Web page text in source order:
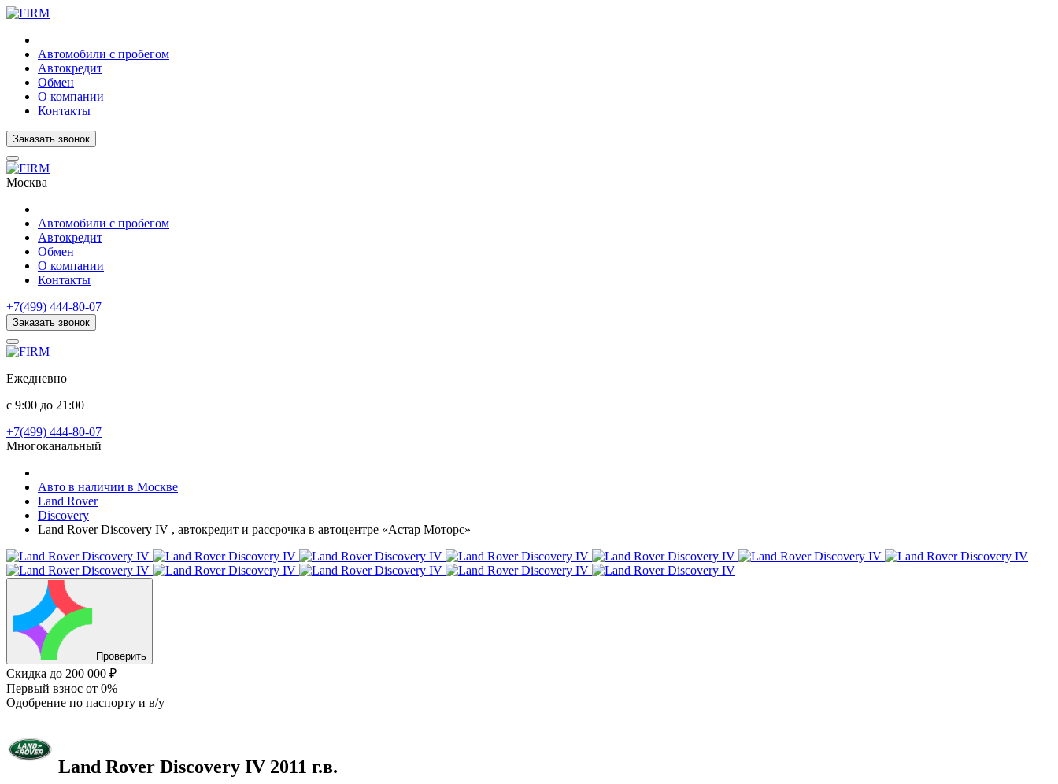
Автомобили с пробегом
Автокредит
Обмен
О компании
Контакты
Заказать звонок
Москва
Автомобили с пробегом
Автокредит
Обмен
О компании
Контакты
+7(499) 444-80-07
Заказать звонок
Ежедневно
с 9:00 до 21:00
+7(499) 444-80-07
Многоканальный
Авто в наличии в Москве
Land Rover
Discovery
Land Rover Discovery IV , автокредит и рассрочка в автоцентре «Астар Моторс»
Проверить
Скидка до 200 000 ₽
Первый взнос от 0%
Одобрение по паспорту и в/у
Land Rover Discovery IV 2011 г.в.